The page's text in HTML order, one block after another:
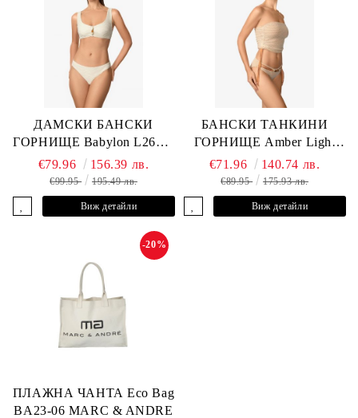
ДАМСКИ БАНСКИ
ГОРНИЩЕ Babylon L2613-
YP-682 MARC & ANDRE
€79.96 156.39 лв.
€99.95 195.49 лв.
Виж детайли
БАНСКИ ТАНКИНИ
ГОРНИЩЕ Amber Light
L2605-Y-803 MARC &
ANDRE
€71.96 140.74 лв.
€89.95 175.93 лв.
Виж детайли
ПЛАЖНА ЧАНТА Eco Bag
BA23-06 MARC & ANDRE
-20%